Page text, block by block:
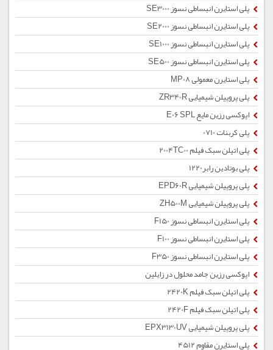
پلی استایرن انبساطی نسوز SE3000
پلی استایرن انبساطی نسوز SE2000
پلی استایرن انبساطی نسوز SE1000
پلی استایرن انبساطی نسوز SE500
پلی استایرن معمولی MP08
پلی پروپیلن شیمیایی ZR340R
اپوکسی رزین مایع E06 SPL
پلی کربنات 0710
پلی اتیلن سبک فیلم 2004TC00
پلی بوتادین رابر1220
پلی پروپیلن شیمیایی EPD60R
پلی پروپیلن شیمیایی ZH500M
پلی استایرن انبساطی نسوز F150
پلی استایرن انبساطی نسوز F100
پلی استایرن انبساطی نسوز F350
اپوکسی رزین جامد محلول در زایلین
پلی اتیلن سبک فیلم 2420K
پلی اتیلن سبک فیلم 2420F
پلی پروپیلن شیمیایی EPX3130UV
پلی استایرن مقاوم 4512